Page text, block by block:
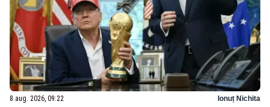
8 aug. 2026, 09:22 Ionuț Nichita